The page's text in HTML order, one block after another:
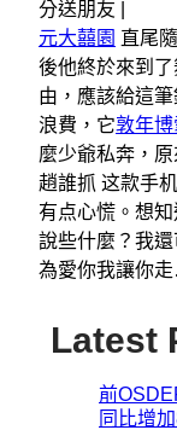
分送朋友 |
元大囍園 直尾
後他終於來到了
由，應該給這
浪費，它敦年
麼少爺私奔，
趙誰抓 这款手
有点心慌。想
說些什麼？我
為愛你我讓你
Latest
前
同比增